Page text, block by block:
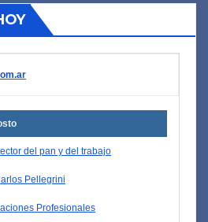
del pan y del trabajo
Pellegrini
Profesionales